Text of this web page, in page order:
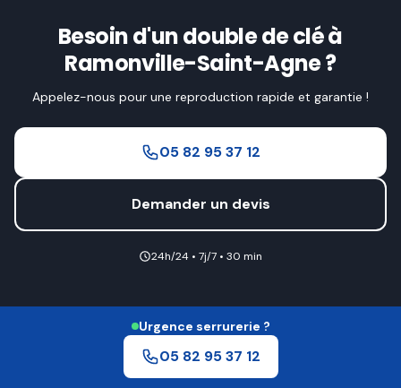
Besoin d'un double de clé à
Ramonville-Saint-Agne ?
Appelez-nous pour une reproduction rapide et garantie !
05 82 95 37 12
Demander un devis
24h/24 • 7j/7 • 30 min
Urgence serrurerie ?
05 82 95 37 12